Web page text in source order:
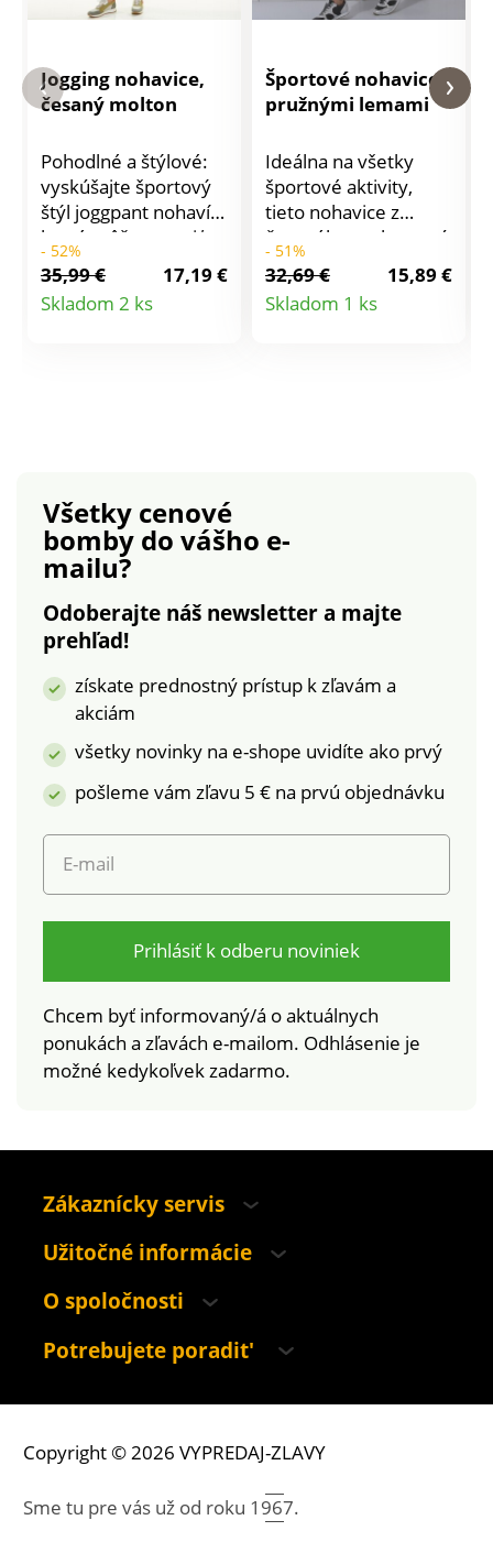
Jogging nohavice,
česaný molton
Pohodlné a štýlové:
vyskúšajte športový
štýl joggpant nohavíc,
ktoré môžete nosiť
doma aj navon.
Maximálne pohodlné
a jemné. Extra jemný
koncami nohavíc.
Možno prať v práčke.
- 52%
35,99 €
17,19 €
Skladom 2 ks
Detail
Športové nohavice s
pružnými lemami
Ideálna na všetky
športové aktivity,
tieto nohavice z
česaného moltonu sú
veľmi príjemné. Na
bokoch nohavíc
kontrastné lampasy.
prať v práčke.
- 51%
32,69 €
15,89 €
Skladom 1 ks
Detail
Všetky cenové
bomby do vášho e-
mailu?
Odoberajte náš newsletter a majte
prehľad!
získate prednostný prístup k zľavám a
akciám
všetky novinky na e-shope uvidíte ako prvý
pošleme vám zľavu 5 € na prvú objednávku
E-mail
Prihlásiť k odberu noviniek
Chcem byť informovaný/á o aktuálnych
ponukách a zľavách e-mailom. Odhlásenie je
možné kedykoľvek zadarmo.
Zákaznícky servis
Užitočné informácie
O spoločnosti
Potrebujete poradit'
Copyright © 2026 VYPREDAJ-ZLAVY
Sme tu pre vás už od roku 1967.